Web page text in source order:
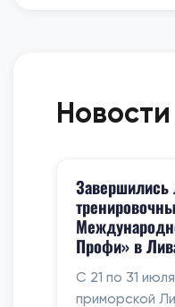
Завершились
Профи» в
С 21 по 31
приморской